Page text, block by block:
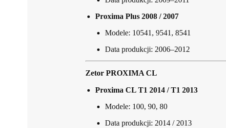
Proxima Plus 2008 / 2007
Modele: 10541, 9541, 8541
Data produkcji: 2006–2012
Zetor PROXIMA CL
Proxima CL T1 2014 / T1 2013
Modele: 100, 90, 80
Data produkcji: 2014 / 2013